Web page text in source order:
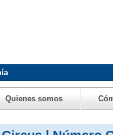
Quienes somos